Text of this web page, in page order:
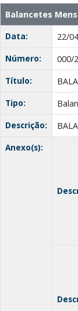
Balancetes
Data:
22/
Número:
000/
Título:
Tipo:
Descrição:
Anexo(s):